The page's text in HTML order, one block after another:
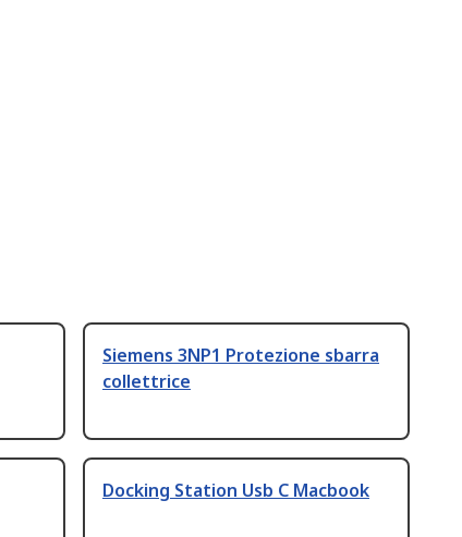
Siemens 3NP1 Protezione sbarra
collettrice
Docking Station Usb C Macbook